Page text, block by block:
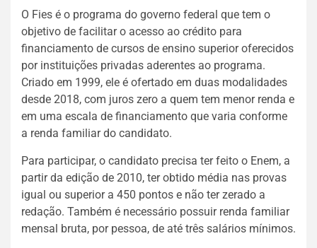
O Fies é o programa do governo federal que tem o
objetivo de facilitar o acesso ao crédito para
financiamento de cursos de ensino superior oferecidos
por instituições privadas aderentes ao programa.
Criado em 1999, ele é ofertado em duas modalidades
desde 2018, com juros zero a quem tem menor renda e
em uma escala de financiamento que varia conforme
a renda familiar do candidato.
Para participar, o candidato precisa ter feito o Enem, a
partir da edição de 2010, ter obtido média nas provas
igual ou superior a 450 pontos e não ter zerado a
redação. Também é necessário possuir renda familiar
mensal bruta, por pessoa, de até três salários mínimos.